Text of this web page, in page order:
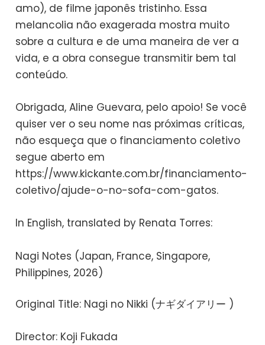
amo), de filme japonês tristinho. Essa
melancolia não exagerada mostra muito
sobre a cultura e de uma maneira de ver a
vida, e a obra consegue transmitir bem tal
conteúdo.
Obrigada, Aline Guevara, pelo apoio! Se você
quiser ver o seu nome nas próximas críticas,
não esqueça que o financiamento coletivo
segue aberto em
https://www.kickante.com.br/financiamento-
coletivo/ajude-o-no-sofa-com-gatos.
In English, translated by Renata Torres:
Nagi Notes (Japan, France, Singapore,
Philippines, 2026)
Original Title: Nagi no Nikki (ナギダイアリー )
Director: Koji Fukada